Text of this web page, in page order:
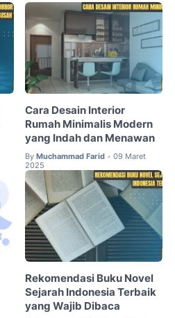
Cara Desain Interior
Rumah Minimalis Modern
yang Indah dan Menawan
By Muchammad Farid • 09 Maret
2025
Rekomendasi Buku Novel
Sejarah Indonesia Terbaik
yang Wajib Dibaca